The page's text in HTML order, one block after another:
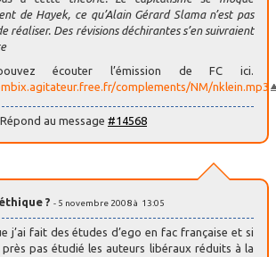
de Hayek, ce qu’Alain Gérard Slama n’est pas
réaliser. Des révisions déchirantes s’en suivraient
écouter l’émission de FC ici.
complements/NM/nklein.mp3
au message #14568
? - 5 novembre 2008 à 13:05
j’ai fait des études d’ego en fac française et si
près pas étudié les auteurs libéraux réduits à la